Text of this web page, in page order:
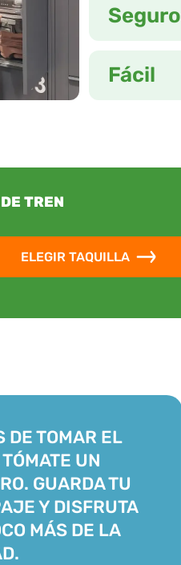
Seguro
Fácil
TREN
ELEGIR TAQUILLA
DE TOMAR EL
UN
GUARDA TU
Y DISFRUTA
MÁS DE LA